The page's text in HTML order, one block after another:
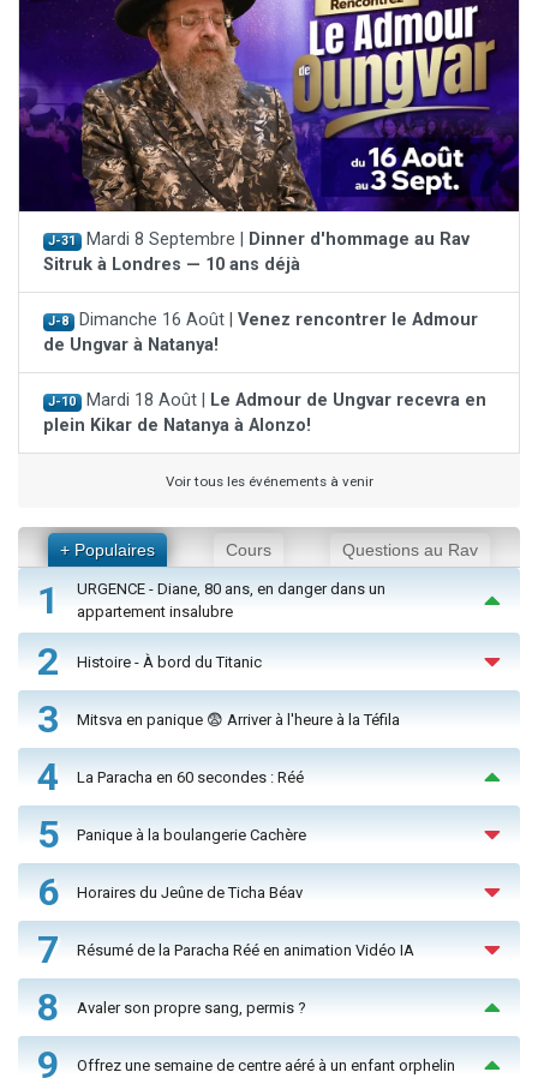
J-31 Mardi 8 Septembre | Dinner d'hommage au Rav
Sitruk à Londres — 10 ans déjà
J-8 Dimanche 16 Août | Venez rencontrer le Admour
de Ungvar à Natanya!
J-10 Mardi 18 Août | Le Admour de Ungvar recevra en
plein Kikar de Natanya à Alonzo!
Voir tous les événements à venir
+ Populaires Cours Questions au Rav
1
URGENCE - Diane, 80 ans, en danger dans un
appartement insalubre
2 Histoire - À bord du Titanic
3 Mitsva en panique 😨 Arriver à l'heure à la Téfila
4 La Paracha en 60 secondes : Réé
5 Panique à la boulangerie Cachère
6 Horaires du Jeûne de Ticha Béav
7 Résumé de la Paracha Réé en animation Vidéo IA
8 Avaler son propre sang, permis ?
9 Offrez une semaine de centre aéré à un enfant orphelin